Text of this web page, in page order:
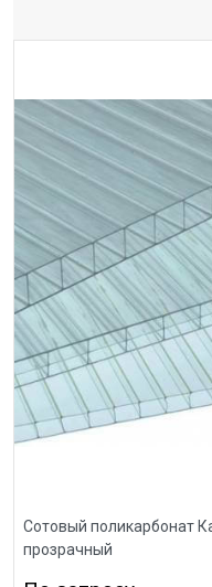
Сотовый поликарбонат
прозрачный